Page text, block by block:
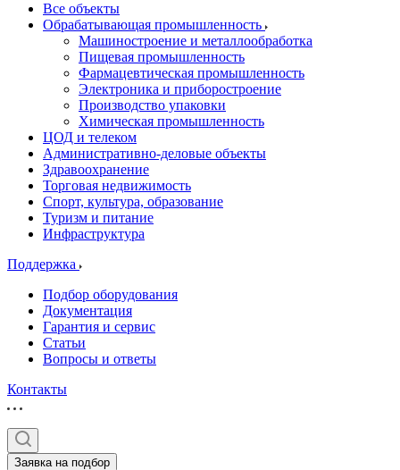
Все объекты
Обрабатывающая промышленность
Машиностроение и металлообработка
Пищевая промышленность
Фармацевтическая промышленность
Электроника и приборостроение
Производство упаковки
Химическая промышленность
ЦОД и телеком
Административно-деловые объекты
Здравоохранение
Торговая недвижимость
Спорт, культура, образование
Туризм и питание
Инфраструктура
Поддержка
Подбор оборудования
Документация
Гарантия и сервис
Статьи
Вопросы и ответы
Контакты
Заявка на подбор